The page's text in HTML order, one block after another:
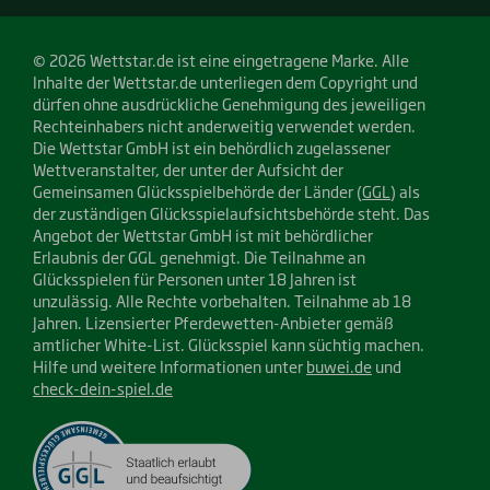
© 2026 Wettstar.de ist eine eingetragene Marke. Alle
Inhalte der Wettstar.de unterliegen dem Copyright und
dürfen ohne ausdrückliche Genehmigung des jeweiligen
Rechteinhabers nicht anderweitig verwendet werden.
Die Wettstar GmbH ist ein behördlich zugelassener
Wettveranstalter, der unter der Aufsicht der
Gemeinsamen Glücksspielbehörde der Länder (GGL ) als
der zuständigen Glücksspielaufsichtsbehörde steht. Das
Angebot der Wettstar GmbH ist mit behördlicher
Erlaubnis der GGL genehmigt. Die Teilnahme an
Glücksspielen für Personen unter 18 Jahren ist
unzulässig. Alle Rechte vorbehalten. Teilnahme ab 18
Jahren. Lizensierter Pferdewetten-Anbieter gemäß
amtlicher White-List. Glücksspiel kann süchtig machen.
Hilfe und weitere Informationen unterbuwei.deund
check-dein-spiel.de